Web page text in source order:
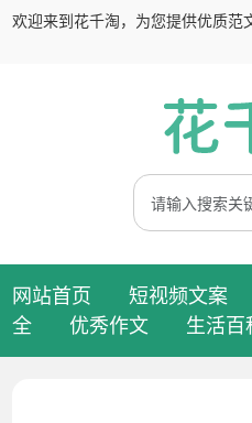
欢迎来到花千淘，为您提供优质范
网站首页 短视频文案
全
优秀作文 生活百